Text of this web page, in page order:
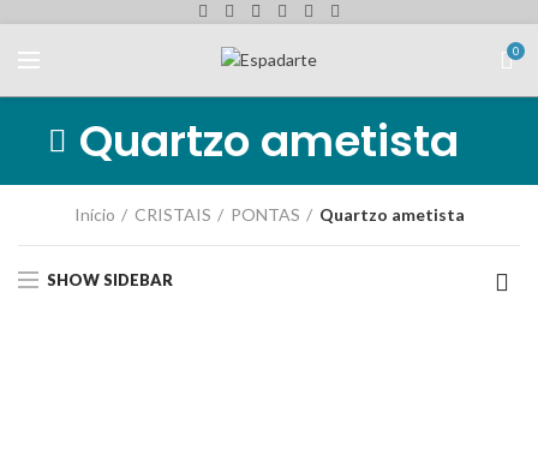
0
Quartzo ametista
Início CRISTAIS PONTAS Quartzo ametista
SHOW SIDEBAR